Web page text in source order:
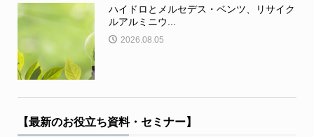
ハイドロとメルセデス・ベンツ、リサイク
ルアルミニウ...
2026.08.05
【最新のお役立ち資料・セミナー】